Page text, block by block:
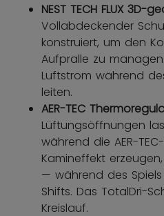
NEST TECH FLUX
Vollabdeckender
konstruiert, um den
Aufpralle zu
Luftstrom während
leiten.
AER-TEC
Lüftungsöffnungen
während die AER-
Kamineffekt
— während des
Shifts. Das TotalDri-
Kreislauf.